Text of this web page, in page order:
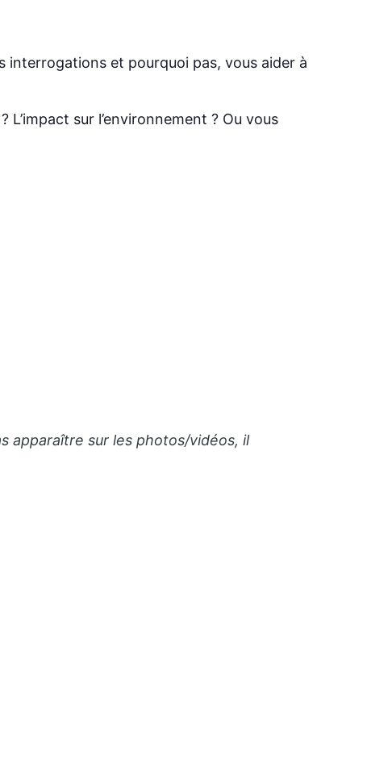
interrogations et pourquoi pas, vous aider à
sur l’environnement ? Ou vous
apparaître sur les photos/vidéos, il